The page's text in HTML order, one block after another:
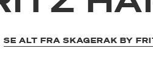
SE ALT FRA SKAGERAK BY